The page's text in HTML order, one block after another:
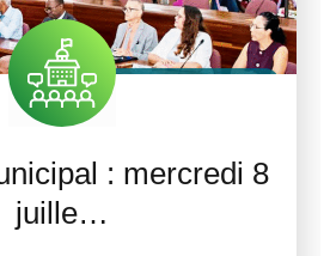
: mercredi 8
juille…